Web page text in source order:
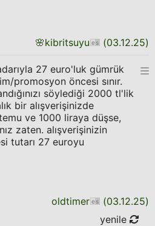
🌸kibritsuyu (03.12.25)
27 euro'luk gümrük
promosyon öncesi sınır.
söylediği 2000 tl'lik
bir alışverişinizde
ve 1000 liraya düşse,
zaten. alışverişinizin
tutarı 27 euroyu
oldtimer (03.12.25)
yenile